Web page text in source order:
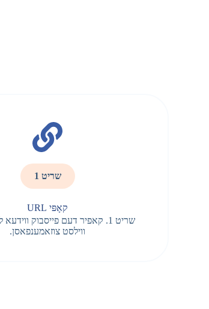
שריט 1
קאָפּי URL
שריט 1. קאפיר דעם פייסבוק
ווילסט צוזאמענפאסן.